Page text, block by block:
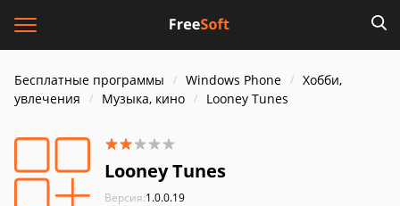
Бесплатные программы Windows Phone
Хобби,
увлечения
Музыка, кино Looney Tunes
Looney Tunes
Версия:1.0.0.19